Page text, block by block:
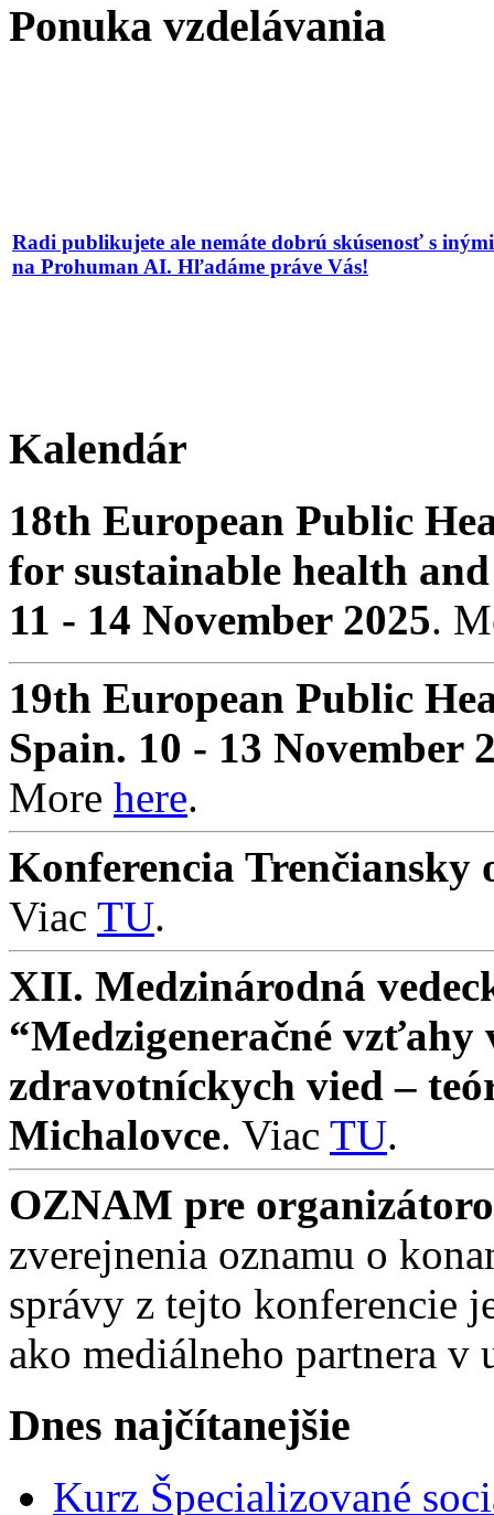
Ponuka vzdelávania
Radi publikujete ale nemáte dobrú skúsenosť s
na Prohuman AI. Hľadáme práve Vás!
Kalendár
18th European Public
for sustainable health
11 - 14 November 2025.
19th European Public
Spain. 10 - 13 November
More here.
Konferencia Trenčiansky
Viac TU.
XII. Medzinárodná
“Medzigeneračné vzťahy
zdravotníckych vied –
Michalovce. Viac TU.
OZNAM pre
zverejnenia oznamu o
správy z tejto konferencie
ako mediálneho partnera v
Dnes najčítanejšie
Kurz Špecializované